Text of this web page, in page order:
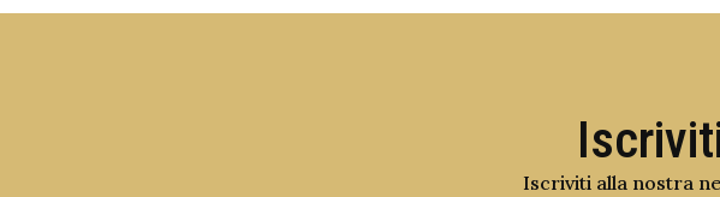
Iscriviti alla nostra